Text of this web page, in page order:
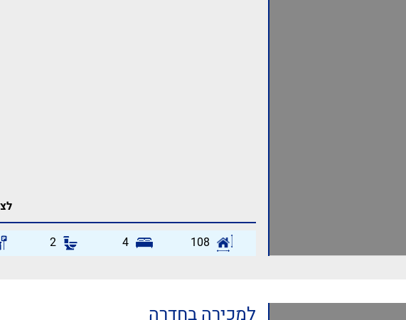
108
4
2
למכירה בחדרה